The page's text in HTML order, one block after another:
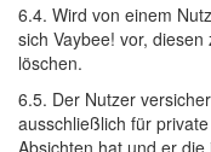
6.4. Wird von einem
sich Vaybee! vor,
löschen.
6.5. Der Nutzer
ausschließlich für
Absichten hat und er